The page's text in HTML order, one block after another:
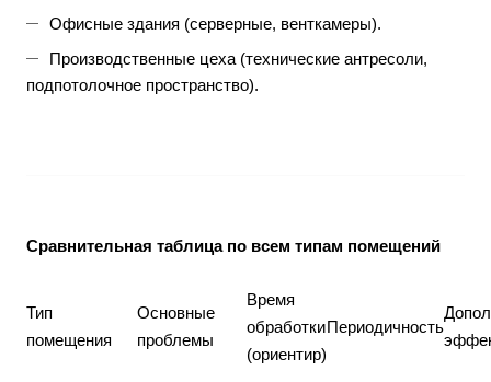
Офисные здания (серверные, венткамеры).
Производственные цеха (технические антресоли,
подпотолочное пространство).
Сравнительная таблица по всем типам помещений
Тип
помещения
Основные
проблемы
Время
обработки
(ориентир)
Периодичность